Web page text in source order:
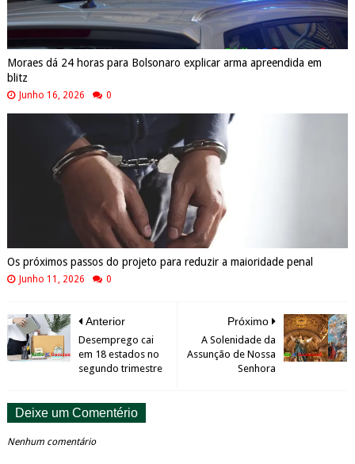
Moraes dá 24 horas para Bolsonaro explicar arma apreendida em
blitz
Junho 16, 2026 0
Os próximos passos do projeto para reduzir a maioridade penal
Junho 11, 2026 0
Próximo
A Solenidade da
Assunção de Nossa
Senhora
Anterior
Desemprego cai
em 18 estados no
segundo trimestre
Deixe um Comentério
Nenhum comentário